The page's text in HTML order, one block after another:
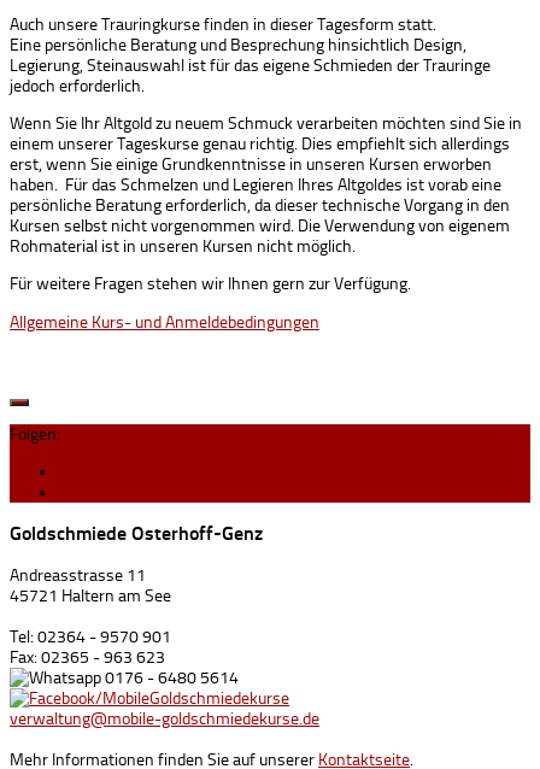
Auch unsere Trauringkurse finden in dieser Tagesform statt.
Eine persönliche Beratung und Besprechung hinsichtlich Design,
Legierung, Steinauswahl ist für das eigene Schmieden der Trauringe
jedoch erforderlich.
Wenn Sie Ihr Altgold zu neuem Schmuck verarbeiten möchten sind Sie in
einem unserer Tageskurse genau richtig. Dies empfiehlt sich allerdings
erst, wenn Sie einige Grundkenntnisse in unseren Kursen erworben
haben. Für das Schmelzen und Legieren Ihres Altgoldes ist vorab eine
persönliche Beratung erforderlich, da dieser technische Vorgang in den
Kursen selbst nicht vorgenommen wird. Die Verwendung von eigenem
Rohmaterial ist in unseren Kursen nicht möglich.
Für weitere Fragen stehen wir Ihnen gern zur Verfügung.
Allgemeine Kurs- und Anmeldebedingungen
Folgen:
Goldschmiede Osterhoff-Genz
Andreasstrasse 11
45721 Haltern am See
Tel: 02364 - 9570 901
Fax: 02365 - 963 623
0176 - 6480 5614
/MobileGoldschmiedekurse
verwaltung@mobile-goldschmiedekurse.de
Mehr Informationen finden Sie auf unserer Kontaktseite.